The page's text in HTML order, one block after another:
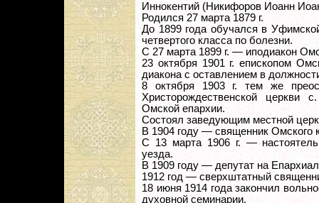
Иннокентий (Никифоров Иоанн
Родился 27 марта 1879 г.
До 1899 года обучался в
четвертого класса по болезни.
С 27 марта 1899 г. — иподиакон
23 октября 1901 г. епископом
диакона с оставлением в
8 октября 1903 г. тем же
Христорождественской церкви
Омской епархии.
Состоял заведующим местной
В 1904 году — священник Омского
С 13 марта 1906 г. — настоятель
уезда.
В 1909 году — депутат на
1912 год — сверхштатный
18 июня 1914 года закончил
духовной семинарии.